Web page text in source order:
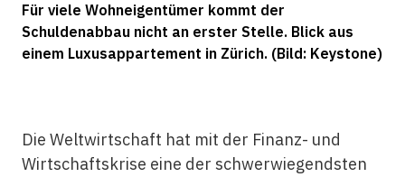
Für viele Wohneigentümer kommt der
Schuldenabbau nicht an erster Stelle. Blick aus
einem Luxusappartement in Zürich. (Bild: Keystone)
Die Weltwirtschaft hat mit der Finanz- und
Wirtschaftskrise eine der schwerwiegendsten